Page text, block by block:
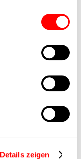
Details zeigen